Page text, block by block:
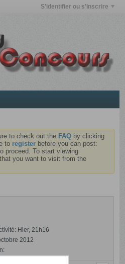
S'identifier ou s'inscrire
to check out the FAQ by clicking
to register before you can post:
proceed. To start viewing
you want to visit from the
Hier, 21h16
2012